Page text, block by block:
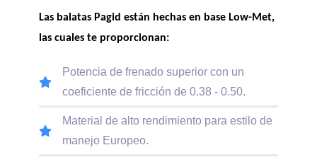
Las balatas Pagid están hechas en base Low-Met,
las cuales te proporcionan:
Potencia de frenado superior con un
coeficiente de fricción de 0.38 - 0.50.
Material de alto rendimiento para estilo de
manejo Europeo.